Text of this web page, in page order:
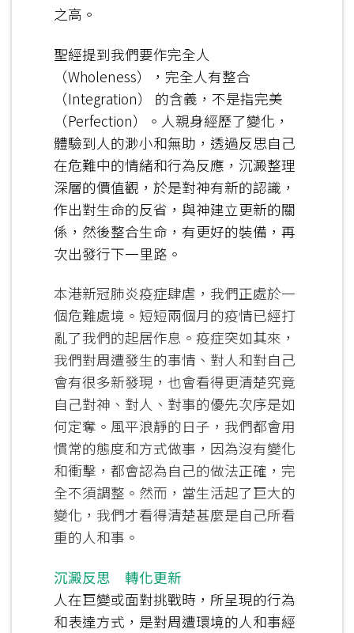
之高。
聖經提到我們要作完全人
（Wholeness），完全人有整合
（Integration） 的含義，不是指完美
（Perfection）。人親身經歷了變化，
體驗到人的渺小和無助，透過反思自己
在危難中的情緒和行為反應，沉澱整理
深層的價值觀，於是對神有新的認識，
作出對生命的反省，與神建立更新的關
係，然後整合生命，有更好的裝備，再
次出發行下一里路。
本港新冠肺炎疫症肆虐，我們正處於一
個危難處境。短短兩個月的疫情已經打
亂了我們的起居作息。疫症突如其來，
我們對周遭發生的事情、對人和對自己
會有很多新發現，也會看得更清楚究竟
自己對神、對人、對事的優先次序是如
何定奪。風平浪靜的日子，我們都會用
慣常的態度和方式做事，因為沒有變化
和衝擊，都會認為自己的做法正確，完
全不須調整。然而，當生活起了巨大的
變化，我們才看得清楚甚麼是自己所看
重的人和事。
沉澱反思 轉化更新
人在巨變或面對挑戰時，所呈現的行為
和表達方式，是對周遭環境的人和事經